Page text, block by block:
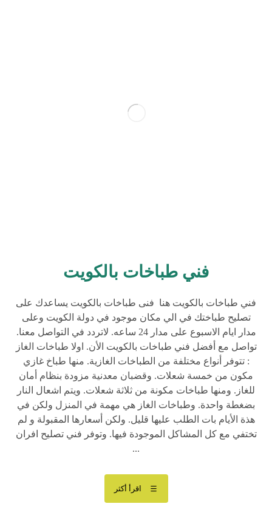
فني طباخات بالكويت
فني طباخات بالكويت هنا فنى طباخات بالكويت يساعدك على
تصليح طباختك في الي مكان موجود في دولة الكويت وعلى
مدار ايام الاسبوع على مدار 24 ساعه. لاتردد في التواصل معنا.
تواصل مع أفضل فني طباخات بالكويت الأن. اولا طباخات الغاز
: تتوفر أنواع مختلفة من الطباخات الغازية. منها طباخ غازي
مكون من خمسة شعلات. وقضبان معدنية مزودة بنظام أمان
للغاز. ومنها طباخات مكونة من ثلاثة شعلات. ويتم اشعال النار
بضغطة واحدة. وطباخات الغاز هي مهمة في المنزل ولكن في
هذة الأيام بات الطلب عليها قليل. ولكن أسعارها المقبولة و لم
تختفي مع كل المشاكل الموجودة فيها. وتوفر فني تصليح افران
...
اقرأ أكثر